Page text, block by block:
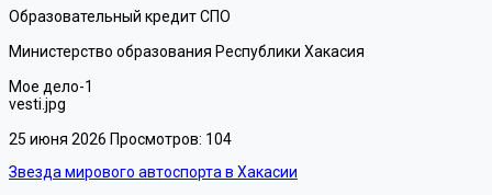
Образовательный кредит СПО
Министерство образования Республики Хакасия
Мое дело-1
vesti.jpg
25 июня 2026 Просмотров: 104
Звезда мирового автоспорта в Хакасии